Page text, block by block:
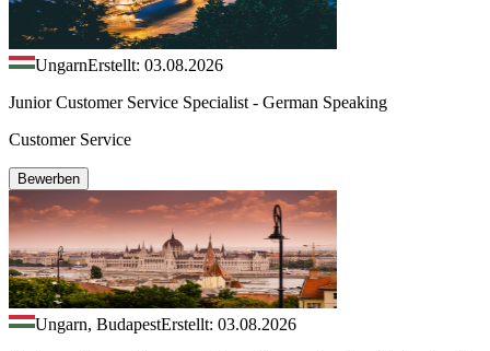
UngarnErstellt: 03.08.2026
Junior Customer Service Specialist - German Speaking
Customer Service
Bewerben
Ungarn, BudapestErstellt: 03.08.2026